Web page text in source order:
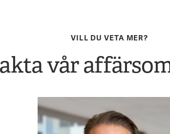
VILL DU VETA MER?
vår